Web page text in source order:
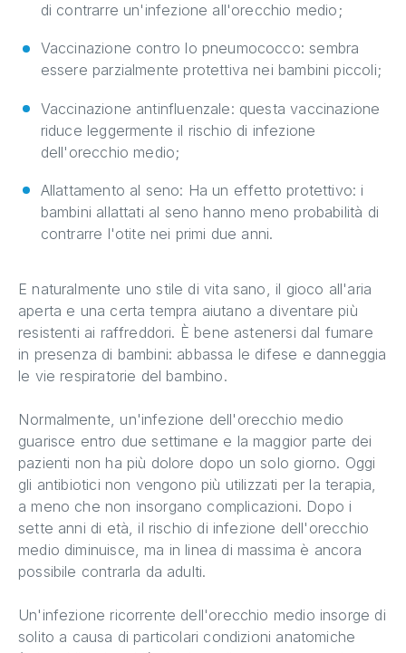
di contrarre un'infezione all'orecchio medio;
Vaccinazione contro lo pneumococco: sembra
essere parzialmente protettiva nei bambini piccoli;
Vaccinazione antinfluenzale: questa vaccinazione
riduce leggermente il rischio di infezione
dell'orecchio medio;
Allattamento al seno: Ha un effetto protettivo: i
bambini allattati al seno hanno meno probabilità di
contrarre l'otite nei primi due anni.
E naturalmente uno stile di vita sano, il gioco all'aria
aperta e una certa tempra aiutano a diventare più
resistenti ai raffreddori. È bene astenersi dal fumare
in presenza di bambini: abbassa le difese e danneggia
le vie respiratorie del bambino.
Normalmente, un'infezione dell'orecchio medio
guarisce entro due settimane e la maggior parte dei
pazienti non ha più dolore dopo un solo giorno. Oggi
gli antibiotici non vengono più utilizzati per la terapia,
a meno che non insorgano complicazioni. Dopo i
sette anni di età, il rischio di infezione dell'orecchio
medio diminuisce, ma in linea di massima è ancora
possibile contrarla da adulti.
Un'infezione ricorrente dell'orecchio medio insorge di
solito a causa di particolari condizioni anatomiche